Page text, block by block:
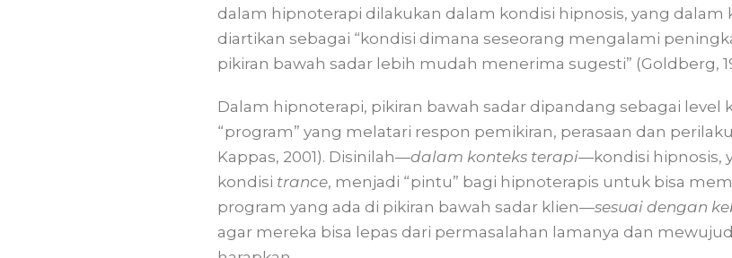
dalam hipnoterapi dilakukan dalam kondisi hipnosis, yang dalam
diartikan sebagai “kondisi dimana seseorang mengalami
pikiran bawah sadar lebih mudah menerima sugesti” (Goldberg,
Dalam hipnoterapi, pikiran bawah sadar dipandang sebagai level
“program” yang melatari respon pemikiran, perasaan dan
Kappas, 2001). Disinilah—dalam konteks terapi—kondisi hipnosis,
kondisi trance, menjadi “pintu” bagi hipnoterapis untuk bisa
program yang ada di pikiran bawah sadar klien—sesuai dengan
agar mereka bisa lepas dari permasalahan lamanya dan